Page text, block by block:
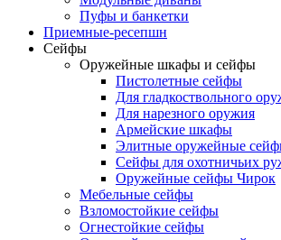
Пуфы и банкетки
Приемные-ресепшн
Сейфы
Оружейные шкафы и сейфы
Пистолетные сейфы
Для гладкоствольного
Для нарезного оружия
Армейские шкафы
Элитные оружейные
Сейфы для охотничьих
Оружейные сейфы Чирок
Мебельные сейфы
Взломостойкие сейфы
Огнестойкие сейфы